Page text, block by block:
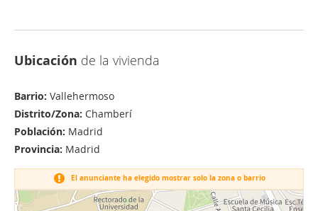
Ubicación de la vivienda
Barrio: Vallehermoso
Distrito/Zona: Chamberí
Población: Madrid
Provincia: Madrid
El anunciante ha elegido mostrar solo la zona o barrio